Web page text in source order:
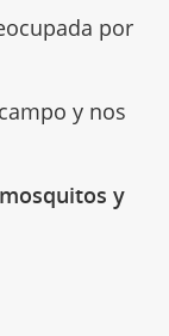
por
y nos
y